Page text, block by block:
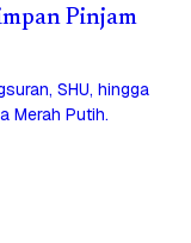
Pinjam
SHU, hingga
Merah Putih.